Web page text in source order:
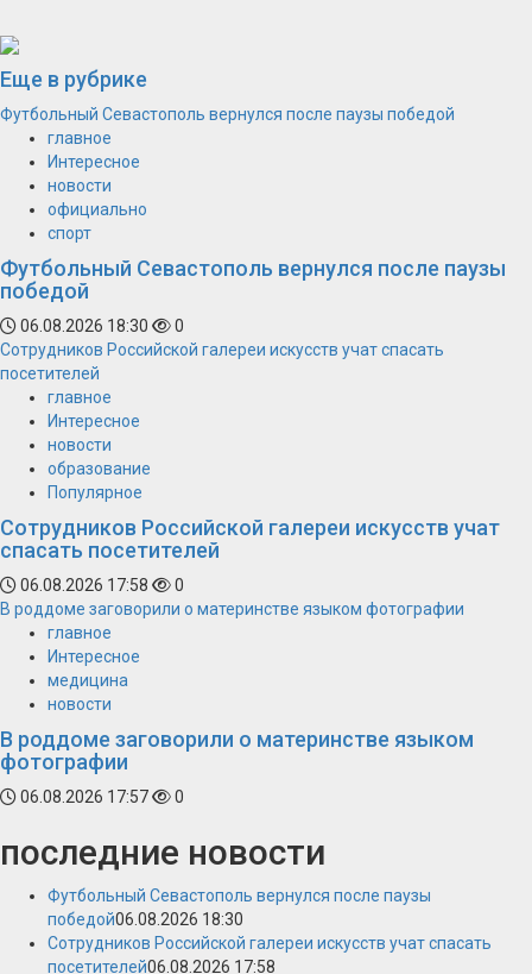
Еще в рубрике
Футбольный Севастополь вернулся после паузы победой
главное
Интересное
новости
официально
спорт
Футбольный Севастополь вернулся после паузы
победой
06.08.2026 18:30
0
Сотрудников Российской галереи искусств учат спасать
посетителей
главное
Интересное
новости
образование
Популярное
Сотрудников Российской галереи искусств учат
спасать посетителей
06.08.2026 17:58
0
В роддоме заговорили о материнстве языком фотографии
главное
Интересное
медицина
новости
В роддоме заговорили о материнстве языком
фотографии
06.08.2026 17:57 0
последние новости
Футбольный Севастополь вернулся после паузы
победой06.08.2026 18:30
Сотрудников Российской галереи искусств учат спасать
посетителей06.08.2026 17:58